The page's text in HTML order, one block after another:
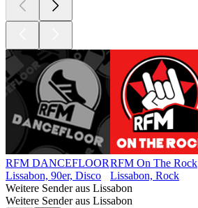
RFM DANCEFLOOR
Lissabon, 90er, Disco
RFM On The Rock
Lissabon, Rock
Weitere Sender aus Lissabon
Weitere Sender aus Lissabon